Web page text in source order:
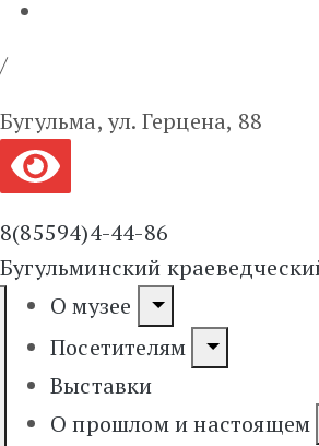
/
Бугульма, ул. Герцена, 88
8(85594)4-44-86
Бугульминский
О музее
Посетителям
Выставки
О прошлом и настоящем